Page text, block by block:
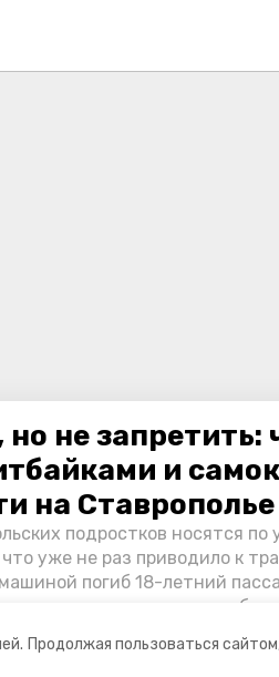
Продолжая пользоваться
но не запретить:
и
на Ставрополье
подростков носятся
уже не раз приводило к
погиб 18-летний
несчастных случаев,